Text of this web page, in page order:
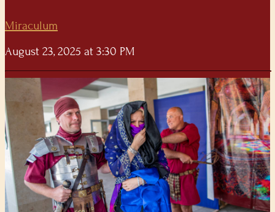
Miraculum
August 23, 2025 at 3:30 PM